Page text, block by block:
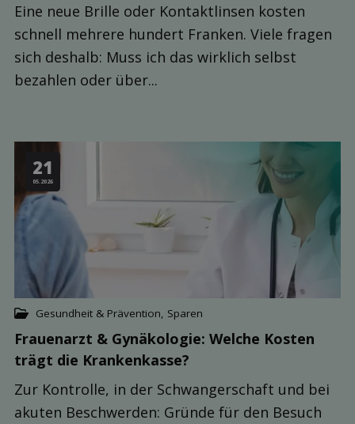
Eine neue Brille oder Kontaktlinsen kosten
schnell mehrere hundert Franken. Viele fragen
sich deshalb: Muss ich das wirklich selbst
bezahlen oder über...
21
05.2026
Gesundheit & Prävention Sparen
Frauenarzt & Gynäkologie: Welche Kosten
trägt die Kranken­kasse?
Zur Kontrolle, in der Schwangerschaft und bei
akuten Beschwerden: Gründe für den Besuch